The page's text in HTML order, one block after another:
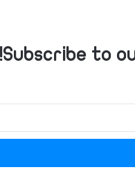
Subscribe to